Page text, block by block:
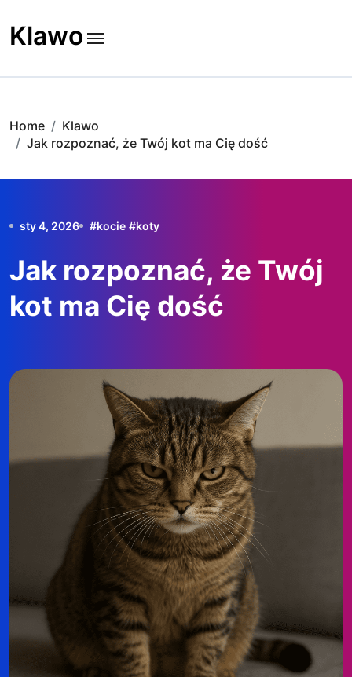
to
content
Klawo
Home
Klawo
Jak rozpoznać, że Twój kot ma Cię dość
sty 4, 2026 #kocie #koty
Jak rozpoznać, że Twój
kot ma Cię dość